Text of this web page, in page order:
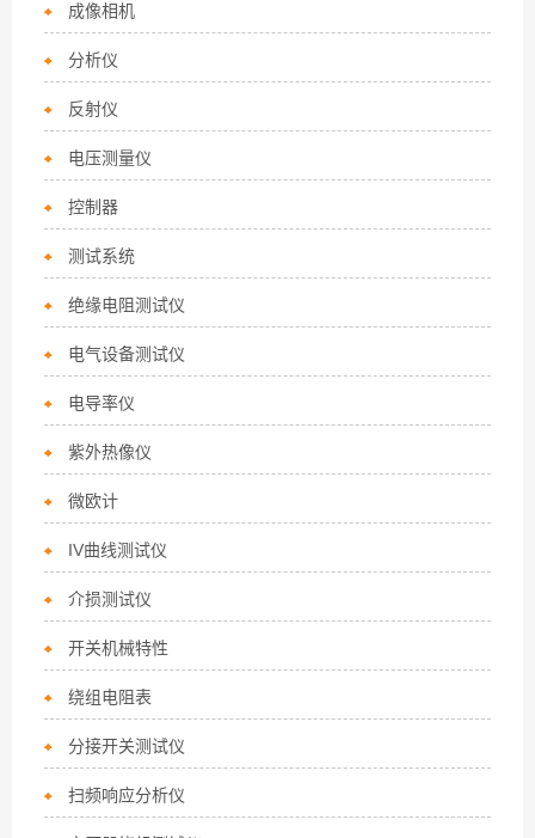
成像相机
分析仪
反射仪
电压测量仪
控制器
测试系统
绝缘电阻测试仪
电气设备测试仪
电导率仪
紫外热像仪
微欧计
IV曲线测试仪
介损测试仪
开关机械特性
绕组电阻表
分接开关测试仪
扫频响应分析仪